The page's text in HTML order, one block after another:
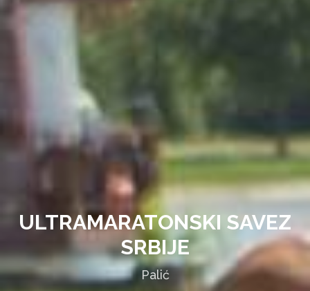
ULTRAMARATONSKI SAVEZ
SRBIJE
Palić